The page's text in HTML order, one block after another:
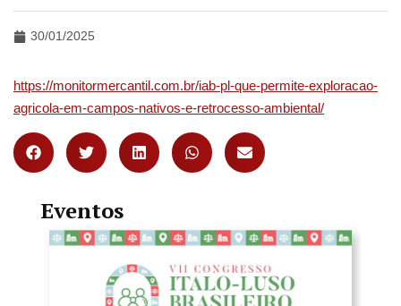
30/01/2025
https://monitormercantil.com.br/iab-pl-que-permite-exploracao-
agricola-em-campos-nativos-e-retrocesso-ambiental/
Eventos